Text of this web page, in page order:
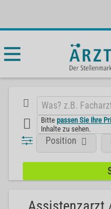
Bittepassen Sie Ihre
Inhalte zu sehen.
Position